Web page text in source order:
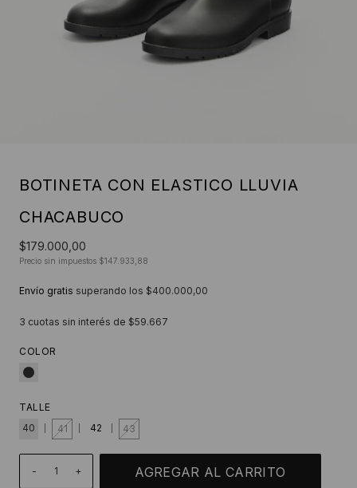
BOTINETA CON ELASTICO LLUVIA
CHACABUCO
$179.000,00
Precio sin impuestos $147.933,88
Envío gratis superando los $400.000,00
3 cuotas sin interés de $59.667
COLOR
TALLE
40
41 42 43
- +